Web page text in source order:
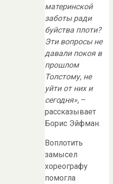
материнской
заботы ради
буйства плоти?
Эти вопросы не
давали покоя в
прошлом
Толстому, не
уйти от них и
сегодня», –
рассказывает
Борис Эйфман.
Воплотить
замысел
хореографу
помогла